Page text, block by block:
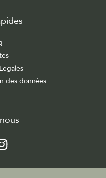
des données